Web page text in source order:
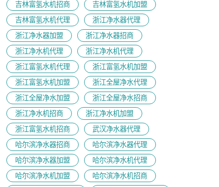
吉林富氢水机招商
吉林富氢水机加盟
吉林富氢水机代理
浙江净水器代理
浙江净水器加盟
浙江净水器招商
浙江净水机代理
浙江净水机代理
浙江富氢水机代理
浙江富氢水机加盟
浙江富氢水机加盟
浙江全屋净水代理
浙江全屋净水加盟
浙江全屋净水招商
浙江净水机招商
浙江净水机加盟
浙江富氢水机招商
武汉净水器代理
哈尔滨净水器招商
哈尔滨净水器代理
哈尔滨净水器加盟
哈尔滨净水机代理
哈尔滨净水机加盟
哈尔滨净水机招商